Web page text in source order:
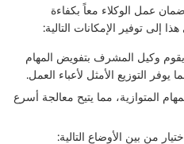
عمل الوكلاء معاً بكفاءة
إلى توفير الإمكانات التالية:
يقوم وكيل المشرف بتفويض المهام
التوزيع الأمثل لأعباء العمل.
المتوازية، مما يتيح معالجة أسرع
من بين الأوضاع التالية: